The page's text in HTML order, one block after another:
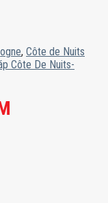
, Côte de Nuits
Côte De Nuits-